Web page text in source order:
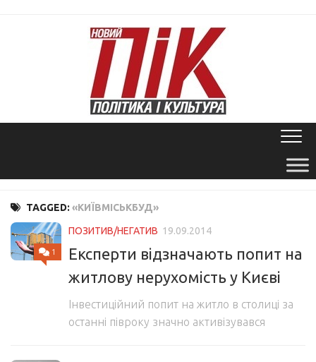
TAGGED: «КИЇВМІСЬКБУД»
1
ПОЗИТИВ/НЕГАТИВ 19.09.2014
Експерти відзначають попит на
житлову нерухомість у Києві
Інвестиційний попит на житло в столиці за
останні півроку значно активізувався